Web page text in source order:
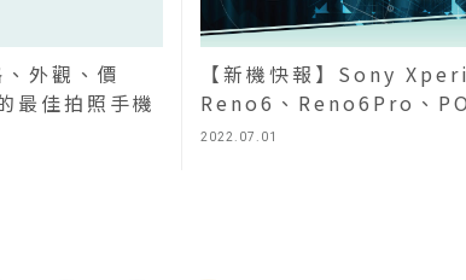
外觀、價
最佳拍照手機
2022.07.01
【新機快報】Sony
Reno6、Reno6Pro、
挑戰市場最優惠